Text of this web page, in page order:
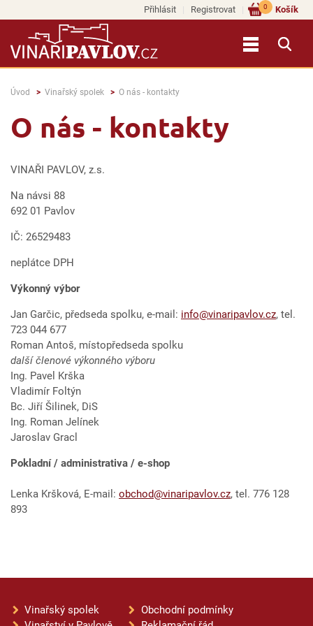
Přihlásit Registrovat Košík
0
Úvod Vinařský spolek O nás - kontakty
O nás - kontakty
VINAŘI PAVLOV, z.s.
Na návsi 88
692 01 Pavlov
IČ: 26529483
neplátce DPH
Výkonný výbor
Jan Garčic, předseda spolku, e-mail: info@vinaripavlov.cz, tel.
723 044 677
Roman Antoš, místopředseda spolku
další členové výkonného výboru
Ing. Pavel Krška
Vladimír Foltýn
Bc. Jiří Šilinek, DiS
Ing. Roman Jelínek
Jaroslav Gracl
Pokladní / administrativa / e-shop
Lenka Kršková, E-mail: obchod@vinaripavlov.cz, tel. 776 128
893
Vinařský spolek
Obchodní podmínky